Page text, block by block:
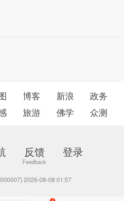
博客 新浪
政务
旅游 佛学 众测
反馈 登录
2026-08-08 01:57